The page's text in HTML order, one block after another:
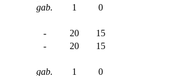
gab. 1
0
- 20
15
- 20
15
gab. 1 0